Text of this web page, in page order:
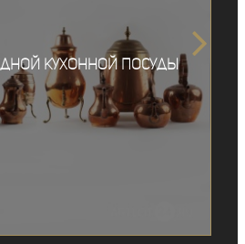
кухонной посуды